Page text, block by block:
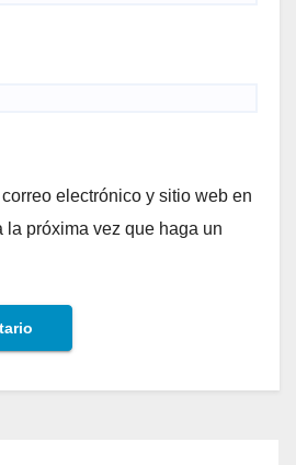
electrónico y sitio web en
la próxima vez que haga un